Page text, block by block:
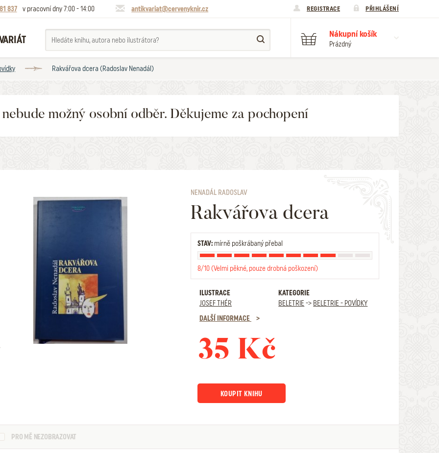
837 v pracovní dny 7:00 - 14:00 antikvariat@cervenyknir.cz REGISTRACE PŘIHLÁŠENÍ
Nákupní košík
Prázdný
Rakvářova dcera (Radoslav Nenadál)
možný osobní odběr. Děkujeme za pochopení
NENADÁL RADOSLAV
Rakvářova dcera
STAV: mírně poškrábaný přebal
8/10 (Velmi pěkné, pouze drobná poškození)
ILUSTRACE
JOSEF THÉR
KATEGORIE
BELETRIE -> BELETRIE - POVÍDKY
DALŠÍ INFORMACE
35 Kč
KOUPIT KNIHU
PRO MĚ NEZOBRAZOVAT